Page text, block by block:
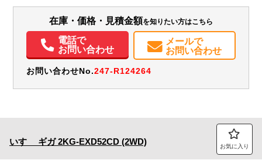
エアコン パワステ パワーウィンドウ ABS エアバッグ
電動格納ミラー
在庫・価格・見積金額を知りたい方はこちら
電話で
お問い合わせ
メールで
お問い合わせ
お問い合わせNo.247-R124264
いすゞ ギガ 2KG-EXD52CD (2WD) お気に入り